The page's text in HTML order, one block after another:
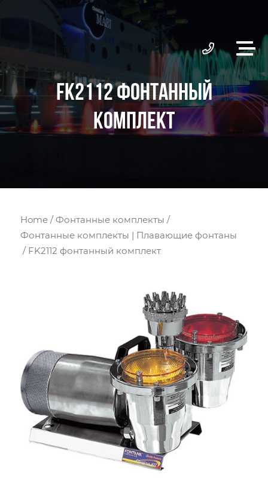
FK2112 ФОНТАННЫЙ
КОМПЛЕКТ
Home /Фонтанные комплекты /
Фонтанные комплекты | Плавающие фонтаны
/ FK2112 фонтанный комплект